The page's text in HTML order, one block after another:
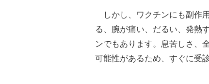
しかし、ワクチンにも副作
る、腕が痛い、だるい、発熱
ンでもあります。息苦しさ、
可能性があるため、すぐに受